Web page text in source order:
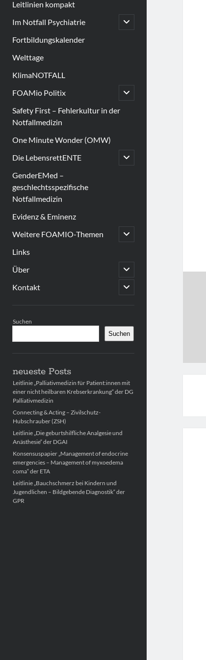
Leitlinien kompakt
Im Notfall Psychiatrie
open
child
Fortbildungskalender
Welttage
KlimaNOTFALL
FOAMio Politix
open
child
Safety First – Fehlerkultur in der
Notfallmedizin
One Minute Wonder (OMW)
Die LebensrettENTE
open
child
GenderEMed –
geschlechtsspezifische
Notfallmedizin
Evidenz & Eminenz
Weitere FOAMIO-Themen
open
child
Links
Über
open
child
menu
Kontakt
open
child
Suchen
Suchen
neueste Posts
Leitlinie „Palliativmedizin für Patient:innen mit
einer nicht heilbaren Krebserkrankung“ der DG
Palliativmedizin
Connecting & Acting – Zivilschutz-
Hubschrauber (ZSH)
Leitlinie „Die geburtshilfliche Analgesie und
Anästhesie“ der DGAI
Konsensuspapier „Management of endocrine
emergencies – Management of myxoedema
coma“ der ETA
Leitlinie „Bauchschmerz bei Kindern und
Jugendlichen – Bildgebende Diagnostik“ der
GPR